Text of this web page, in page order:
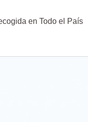
en Todo el País